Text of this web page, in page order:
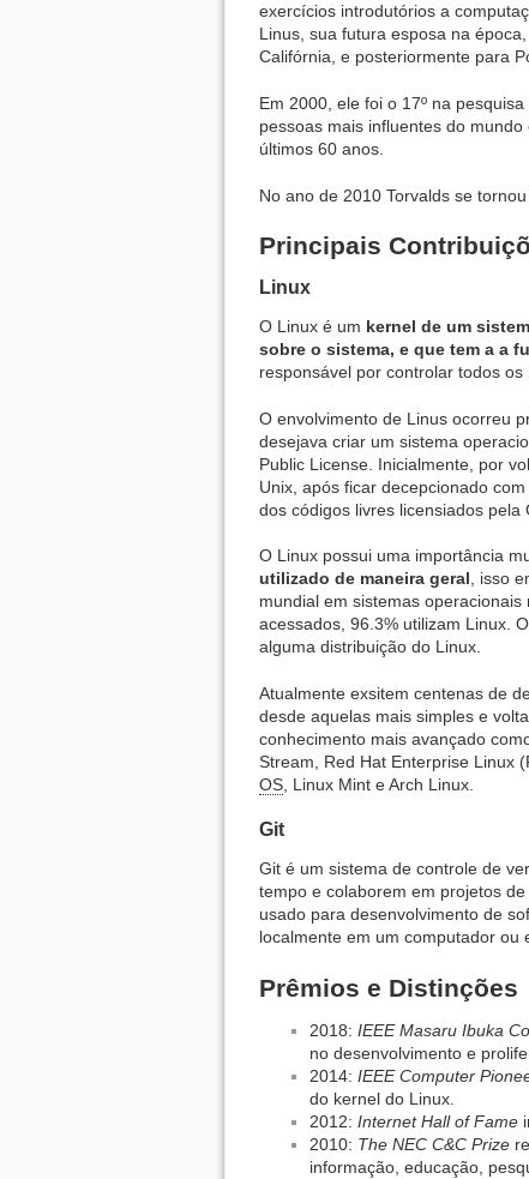
exercícios introdutórios a
Linus, sua futura esposa na
Califórnia, e posteriormente para
Em 2000, ele foi o 17º na
pessoas mais influentes do
últimos 60 anos.
No ano de 2010 Torvalds se
Principais
Linux
O Linux é um kernel de um
sobre o sistema, e que tem a a
responsável por controlar todos
O envolvimento de Linus ocorreu
desejava criar um sistema
Public License. Inicialmente, por
Unix, após ficar decepcionado
dos códigos livres licensiados pela
O Linux possui uma importância
utilizado de maneira geral, isso
mundial em sistemas
acessados, 96.3% utilizam Linux.
alguma distribuição do Linux.
Atualmente exsitem centenas de
desde aquelas mais simples e
conhecimento mais avançado
Stream, Red Hat Enterprise Linux
OS , Linux Mint e Arch Linux.
Git
Git é um sistema de controle de
tempo e colaborem em projetos
usado para desenvolvimento de
localmente em um computador ou
Prêmios e Distinções
2018: IEEE Masaru Ibuka
no desenvolvimento e
2014: IEEE Computer
do kernel do Linux.
2012: Internet Hall of Fame
2010: The NEC C&C Prize
informação, educação,